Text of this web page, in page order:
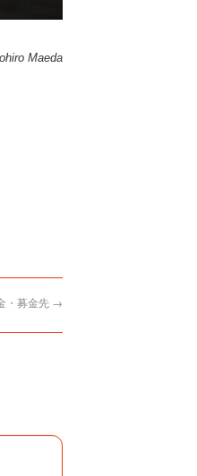
Maeda
・募金先 →